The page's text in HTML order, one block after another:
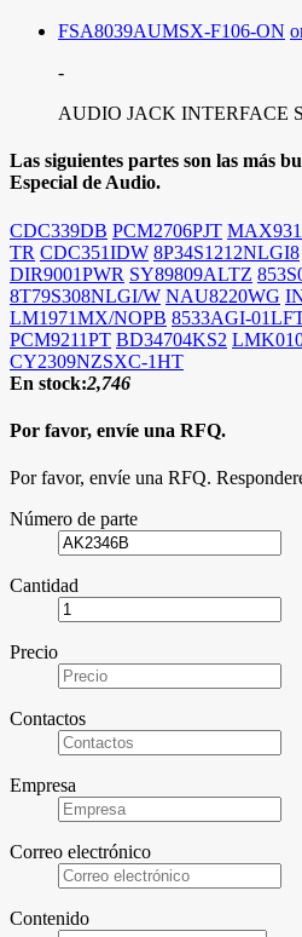
FSA8039AUMSX-F106-ON
-
AUDIO JACK INTERFACE
Las siguientes partes son las más
Especial de Audio.
CDC339DB PCM2706PJT
TR CDC351IDW 8P34S1212NLGI8
DIR9001PWR SY89809ALTZ
8T79S308NLGI/W NAU8220WG
LM1971MX/NOPB 8533AGI-
PCM9211PT BD34704KS2
CY2309NZSXC-1HT
En stock:2,746
Por favor, envíe una RFQ.
Por favor, envíe una RFQ.
Número de parte
Cantidad
Precio
Contactos
Empresa
Correo electrónico
Contenido